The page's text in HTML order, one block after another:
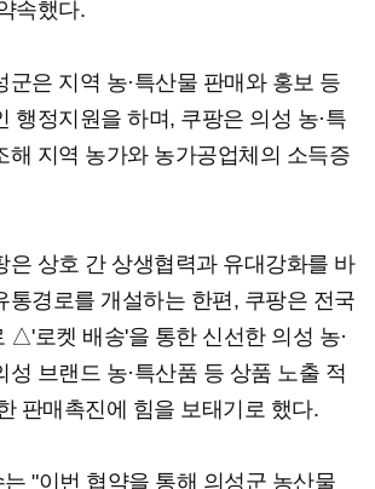
속했다.
군은 지역 농·특산물 판매와 홍보 등
행정지원을 하며, 쿠팡은 의성 농·특
해 지역 농가와 농가공업체의 소득증
은 상호 간 상생협력과 유대강화를 바
통경로를 개설하는 한편, 쿠팡은 전국
△'로켓 배송'을 통한 신선한 의성 농·
브랜드 농·특산품 등 상품 노출 적
판매촉진에 힘을 보태기로 했다.
"이번 협약을 통해 의성군 농산물